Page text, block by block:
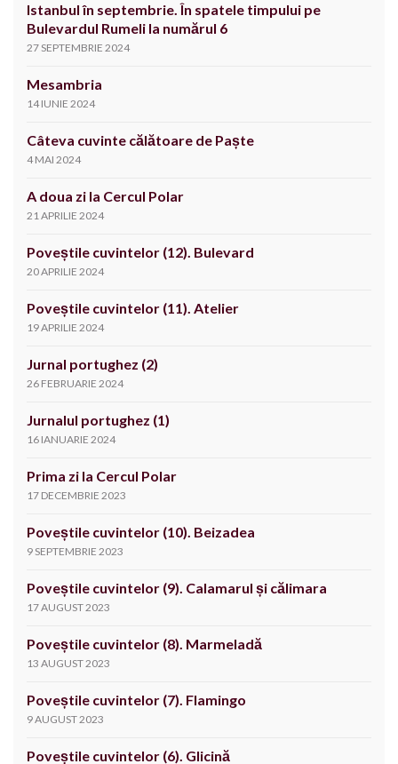
Istanbul în septembrie. În spatele timpului pe
Bulevardul Rumeli la numărul 6
27 SEPTEMBRIE 2024
Mesambria
14 IUNIE 2024
Câteva cuvinte călătoare de Paște
4 MAI 2024
A doua zi la Cercul Polar
21 APRILIE 2024
Poveștile cuvintelor (12). Bulevard
20 APRILIE 2024
Poveștile cuvintelor (11). Atelier
19 APRILIE 2024
Jurnal portughez (2)
26 FEBRUARIE 2024
Jurnalul portughez (1)
16 IANUARIE 2024
Prima zi la Cercul Polar
17 DECEMBRIE 2023
Poveștile cuvintelor (10). Beizadea
9 SEPTEMBRIE 2023
Poveștile cuvintelor (9). Calamarul și călimara
17 AUGUST 2023
Poveștile cuvintelor (8). Marmeladă
13 AUGUST 2023
Poveștile cuvintelor (7). Flamingo
9 AUGUST 2023
Poveștile cuvintelor (6). Glicină